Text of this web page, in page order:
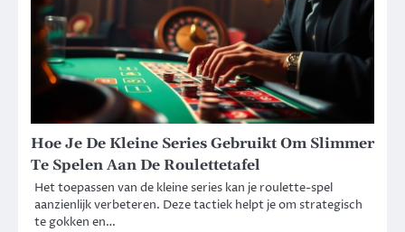
Hoe Je De Kleine Series Gebruikt Om Slimmer
Te Spelen Aan De Roulettetafel
Het toepassen van de kleine series kan je roulette-spel
aanzienlijk verbeteren. Deze tactiek helpt je om strategisch
te gokken en…